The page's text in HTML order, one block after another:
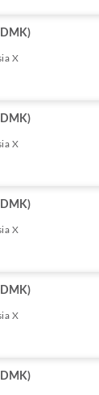
X
X
X
X